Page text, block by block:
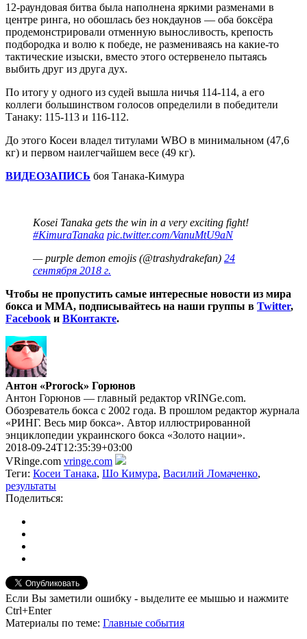
12-раундовая битва была наполнена яркими разменами в
центре ринга, но обошлась без нокдаунов — оба боксёра
продемонстрировали отменную выносливость, крепость
подбородка и волю к победе, не размениваясь на какие-то
тактические изыски, вместо этого остервенело пытаясь
выбить друг из друга дух.
По итогу у одного из судей вышла ничья 114-114, а его
коллеги большинством голосов определили в победители
Танаку: 115-113 и 116-112.
До этого Косеи владел титулами WBO в минимальном (47,6
кг) и первом наилегчайшем весе (49 кг).
ВИДЕОЗАПИСЬ боя Танака-Кимура
Kosei Tanaka gets the win in a very exciting fight!
#KimuraTanaka pic.twitter.com/VanuMtU9aN
— purple demon emojis (@trashydrakefan) 24
сентября 2018 г.
Чтобы не пропустить самые интересные новости из мира
бокса и ММА, подписывайтесь на наши группы в Twitter,
Facebook и ВКонтакте.
Антон «Prorock» Горюнов
Антон Горюнов — главный редактор vRINGe.com.
Обозреватель бокса с 2002 года. В прошлом редактор журнала
«РИНГ. Весь мир бокса». Автор иллюстрированной
энциклопедии украинского бокса «Золото нации».
2018-09-24T12:35:39+03:00
VRinge.com vringe.com
Теги: Косеи Танака, Шо Кимура, Василий Ломаченко,
результаты
Поделиться:
Если Вы заметили ошибку - выделите ее мышью и нажмите
Ctrl+Enter
Материалы по теме: Главные события